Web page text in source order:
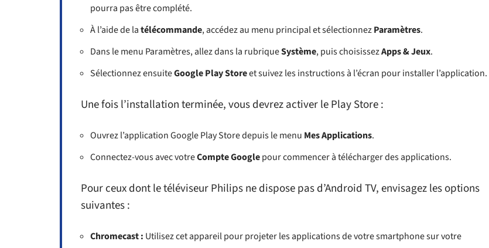
pourra pas être complété.
À l’aide de latélécommande, accédez au menu principal et sélectionnezParamètres.
Dans le menu Paramètres, allez dans la rubriqueSystème, puis choisissezApps & Jeux.
Sélectionnez ensuiteGoogle Play Storeet suivez les instructions à l’écran pour installer l’application.
Une fois l’installation terminée, vous devrez activer le Play Store :
Ouvrez l’application Google Play Store depuis le menu Mes Applications.
Connectez-vous avec votreCompte Googlepour commencer à télécharger des applications.
Pour ceux dont le téléviseur Philips ne dispose pas d’Android TV, envisagez les options
suivantes :
Chromecast : Utilisez cet appareil pour projeter les applications de votre smartphone sur votre